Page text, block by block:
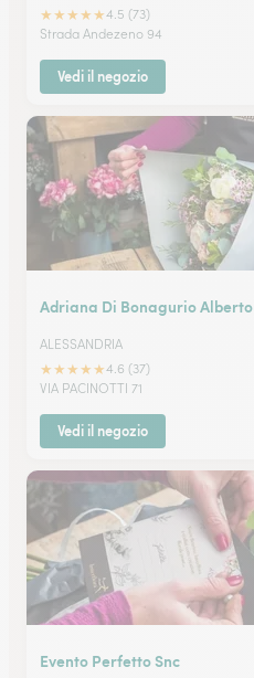
★★★★★4.5 (73)
Strada Andezeno 94
Vedi il negozio
Adriana Di Bonagurio Alberto
ALESSANDRIA
★★★★★4.6 (37)
VIA PACINOTTI 71
Vedi il negozio
Evento Perfetto Snc